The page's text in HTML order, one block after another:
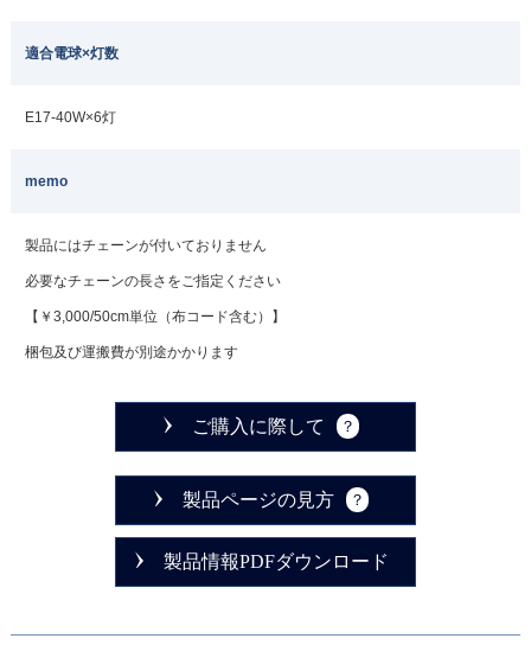
適合電球×灯数
E17-40W×6灯
memo
製品にはチェーンが付いておりません
必要なチェーンの長さをご指定ください
【￥3,000/50cm単位（布コード含む）】
梱包及び運搬費が別途かかります
ご購入に際して
製品ページの見方
製品情報PDFダウンロード